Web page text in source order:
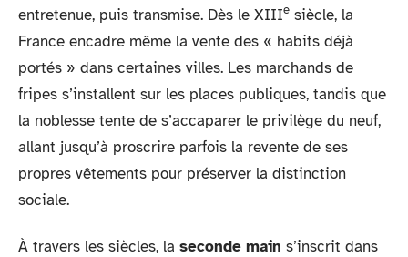
entretenue, puis transmise. Dès le XIIIe siècle, la
France encadre même la vente des « habits déjà
portés » dans certaines villes. Les marchands de
fripes s’installent sur les places publiques, tandis que
la noblesse tente de s’accaparer le privilège du neuf,
allant jusqu’à proscrire parfois la revente de ses
propres vêtements pour préserver la distinction
sociale.
À travers les siècles, la seconde main s’inscrit dans